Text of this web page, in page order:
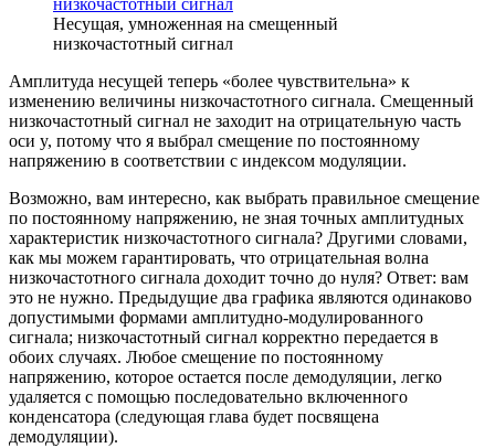
Несущая, умноженная на смещенный
низкочастотный сигнал
Амплитуда несущей теперь «более чувствительна» к
изменению величины низкочастотного сигнала. Смещенный
низкочастотный сигнал не заходит на отрицательную часть
оси y, потому что я выбрал смещение по постоянному
напряжению в соответствии с индексом модуляции.
Возможно, вам интересно, как выбрать правильное смещение
по постоянному напряжению, не зная точных амплитудных
характеристик низкочастотного сигнала? Другими словами,
как мы можем гарантировать, что отрицательная волна
низкочастотного сигнала доходит точно до нуля? Ответ: вам
это не нужно. Предыдущие два графика являются одинаково
допустимыми формами амплитудно-модулированного
сигнала; низкочастотный сигнал корректно передается в
обоих случаях. Любое смещение по постоянному
напряжению, которое остается после демодуляции, легко
удаляется с помощью последовательно включенного
конденсатора (следующая глава будет посвящена
демодуляции).